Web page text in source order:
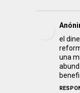
el
una